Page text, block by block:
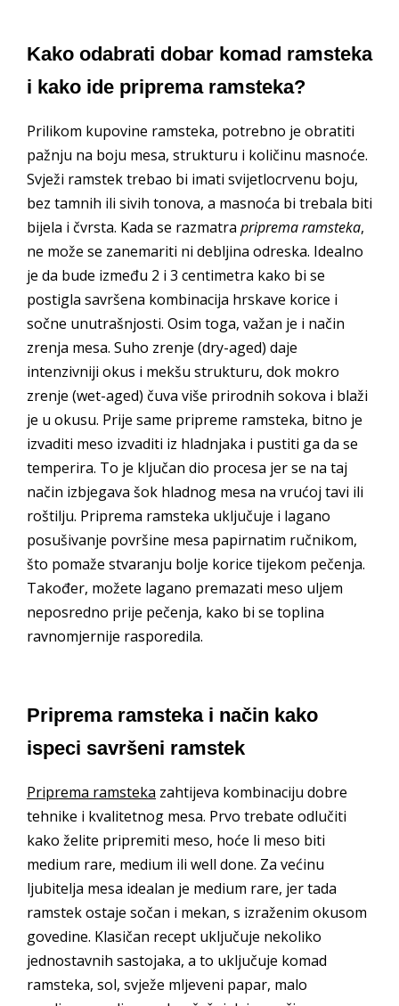
Kako odabrati dobar komad ramsteka
i kako ide priprema ramsteka?
Prilikom kupovine ramsteka, potrebno je obratiti
pažnju na boju mesa, strukturu i količinu masnoće.
Svježi ramstek trebao bi imati svijetlocrvenu boju,
bez tamnih ili sivih tonova, a masnoća bi trebala biti
bijela i čvrsta. Kada se razmatra priprema ramsteka,
ne može se zanemariti ni debljina odreska. Idealno
je da bude između 2 i 3 centimetra kako bi se
postigla savršena kombinacija hrskave korice i
sočne unutrašnjosti. Osim toga, važan je i način
zrenja mesa. Suho zrenje (dry-aged) daje
intenzivniji okus i mekšu strukturu, dok mokro
zrenje (wet-aged) čuva više prirodnih sokova i blaži
je u okusu. Prije same pripreme ramsteka, bitno je
izvaditi meso izvaditi iz hladnjaka i pustiti ga da se
temperira. To je ključan dio procesa jer se na taj
način izbjegava šok hladnog mesa na vrućoj tavi ili
roštilju. Priprema ramsteka uključuje i lagano
posušivanje površine mesa papirnatim ručnikom,
što pomaže stvaranju bolje korice tijekom pečenja.
Također, možete lagano premazati meso uljem
neposredno prije pečenja, kako bi se toplina
ravnomjernije rasporedila.
Priprema ramsteka i način kako
ispeci savršeni ramstek
Priprema ramsteka zahtijeva kombinaciju dobre
tehnike i kvalitetnog mesa. Prvo trebate odlučiti
kako želite pripremiti meso, hoće li meso biti
medium rare, medium ili well done. Za većinu
ljubitelja mesa idealan je medium rare, jer tada
ramstek ostaje sočan i mekan, s izraženim okusom
govedine. Klasičan recept uključuje nekoliko
jednostavnih sastojaka, a to uključuje komad
ramsteka, sol, svježe mljeveni papar, malo